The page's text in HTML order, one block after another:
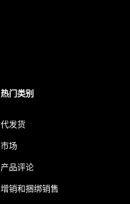
热门类别
代发货
市场
产品评论
增销和捆绑销售